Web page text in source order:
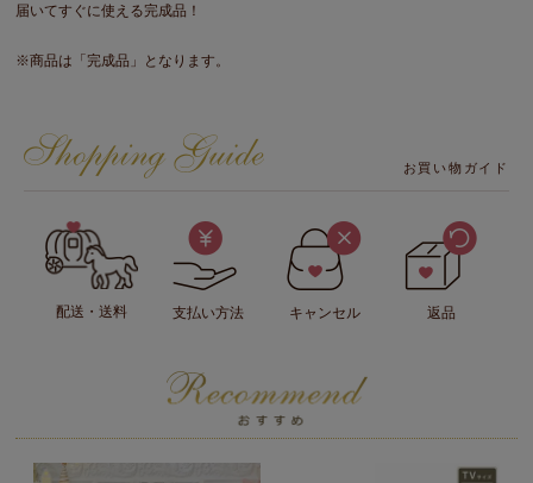
届いてすぐに使える完成品！
※商品は「完成品」となります。
お買い物ガイド
配送・送料 支払い方法 キャンセル 返品